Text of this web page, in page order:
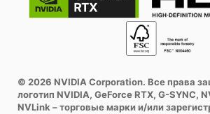
© 2026 NVIDIA Corporation. Все права
логотип NVIDIA, GeForce RTX, G-SYNC,
NVLink – торговые марки и/или